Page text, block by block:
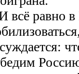
всё равно